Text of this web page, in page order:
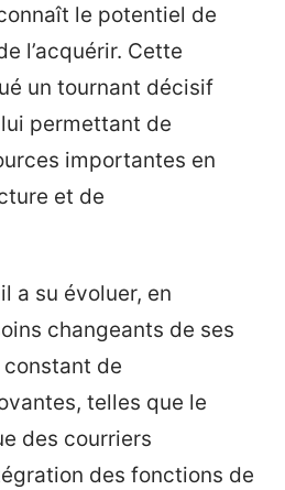
le potentiel de
l’acquérir. Cette
un tournant décisif
permettant de
importantes en
et de
a su évoluer, en
changeants de ses
constant de
telles que le
des courriers
des fonctions de